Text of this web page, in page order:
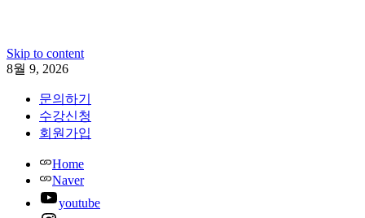
Skip to content
8월 9, 2026
문의하기
수강신청
회원가입
Home
Naver
youtube